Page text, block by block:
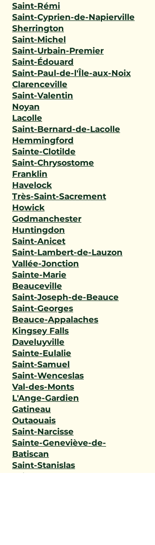
Saint-Rémi
Saint-Cyprien-de-Napierville
Sherrington
Saint-Michel
Saint-Urbain-Premier
Saint-Édouard
Saint-Paul-de-l'Île-aux-Noix
Clarenceville
Saint-Valentin
Noyan
Lacolle
Saint-Bernard-de-Lacolle
Hemmingford
Sainte-Clotilde
Saint-Chrysostome
Franklin
Havelock
Très-Saint-Sacrement
Howick
Godmanchester
Huntingdon
Saint-Anicet
Saint-Lambert-de-Lauzon
Vallée-Jonction
Sainte-Marie
Beauceville
Saint-Joseph-de-Beauce
Saint-Georges
Beauce-Appalaches
Kingsey Falls
Daveluyville
Sainte-Eulalie
Saint-Samuel
Saint-Wenceslas
Val-des-Monts
L'Ange-Gardien
Gatineau
Outaouais
Saint-Narcisse
Sainte-Geneviève-de-
Batiscan
Saint-Stanislas